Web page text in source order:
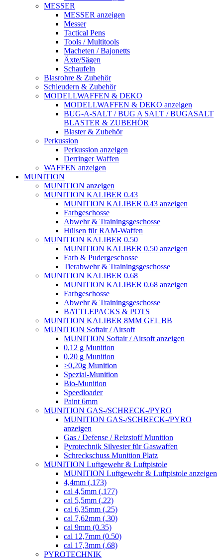
MESSER
MESSER anzeigen
Messer
Tactical Pens
Tools / Multitools
Macheten / Bajonetts
Äxte/Sägen
Schaufeln
Blasrohre & Zubehör
Schleudern & Zubehör
MODELLWAFFEN & DEKO
MODELLWAFFEN & DEKO anzeigen
BUG-A-SALT / BUG A SALT / BUGASALT
BLASTER & ZUBEHÖR
Blaster & Zubehör
Perkussion
Perkussion anzeigen
Derringer Waffen
WAFFEN anzeigen
MUNITION
MUNITION anzeigen
MUNITION KALIBER 0.43
MUNITION KALIBER 0.43 anzeigen
Farbgeschosse
Abwehr & Trainingsgeschosse
Hülsen für RAM-Waffen
MUNITION KALIBER 0.50
MUNITION KALIBER 0.50 anzeigen
Farb & Pudergeschosse
Tierabwehr & Trainingsgeschosse
MUNITION KALIBER 0.68
MUNITION KALIBER 0.68 anzeigen
Farbgeschosse
Abwehr & Trainingsgeschosse
BATTLEPACKS & POTS
MUNITION KALIBER 8MM GEL BB
MUNITION Softair / Airsoft
MUNITION Softair / Airsoft anzeigen
0,12 g Munition
0,20 g Munition
>0,20g Munition
Spezial-Munition
Bio-Munition
Speedloader
Paint 6mm
MUNITION GAS-/SCHRECK-/PYRO
MUNITION GAS-/SCHRECK-/PYRO
anzeigen
Gas / Defense / Reizstoff Munition
Pyrotechnik Silvester für Gaswaffen
Schreckschuss Munition Platz
MUNITION Luftgewehr & Luftpistole
MUNITION Luftgewehr & Luftpistole anzeigen
4,4mm (.173)
cal 4,5mm (.177)
cal 5,5mm (.22)
cal 6,35mm (.25)
cal 7,62mm (.30)
cal 9mm (0.35)
cal 12,7mm (0.50)
cal 17,3mm (.68)
PYROTECHNIK